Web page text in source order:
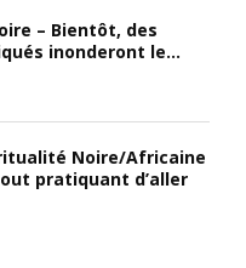
– Bientôt, des
inonderont le...
Noire/Africaine
pratiquant d’aller